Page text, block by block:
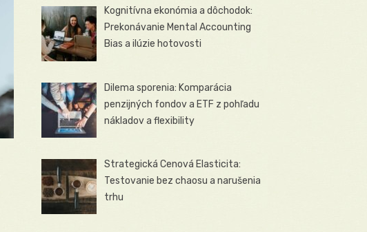
Kognitívna ekonómia a dôchodok:
Prekonávanie Mental Accounting
Bias a ilúzie hotovosti
Dilema sporenia: Komparácia
penzijných fondov a ETF z pohľadu
nákladov a flexibility
Strategická Cenová Elasticita:
Testovanie bez chaosu a narušenia
trhu